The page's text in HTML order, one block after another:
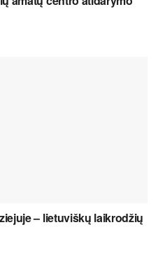
– lietuviškų laikrodžių